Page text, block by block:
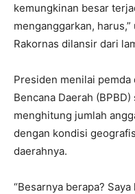
kemungkinan besar
menganggarkan,
Rakornas dilansir dari
Presiden menilai pemda
Bencana Daerah
menghitung jumlah
dengan kondisi
daerahnya.
“Besarnya berapa?